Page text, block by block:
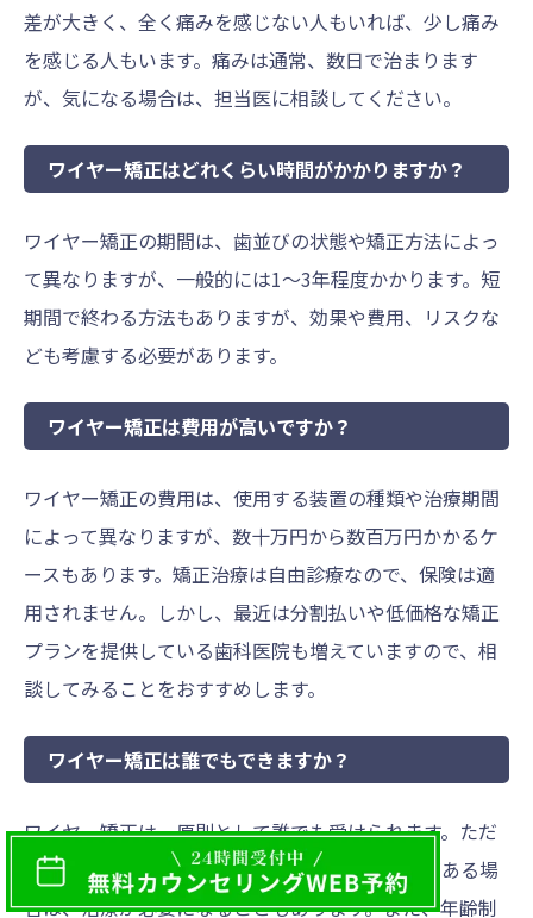
差が大きく、全く痛みを感じない人もいれば、少し痛み
を感じる人もいます。痛みは通常、数日で治まります
が、気になる場合は、担当医に相談してください。
ワイヤー矯正はどれくらい時間がかかりますか？
ワイヤー矯正の期間は、歯並びの状態や矯正方法によっ
て異なりますが、一般的には1～3年程度かかります。短
期間で終わる方法もありますが、効果や費用、リスクな
ども考慮する必要があります。
ワイヤー矯正は費用が高いですか？
ワイヤー矯正の費用は、使用する装置の種類や治療期間
によって異なりますが、数十万円から数百万円かかるケ
ースもあります。矯正治療は自由診療なので、保険は適
用されません。しかし、最近は分割払いや低価格な矯正
プランを提供している歯科医院も増えていますので、相
談してみることをおすすめします。
ワイヤー矯正は誰でもできますか？
ワイヤー矯正は、原則として誰でも受けられます。ただ
し、歯周病や歯の根の病気など、口腔内に問題がある場
合は、治療が必要になることもあります。また、年齢制